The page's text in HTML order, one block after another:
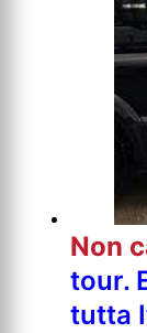
Non
tour.
tutta